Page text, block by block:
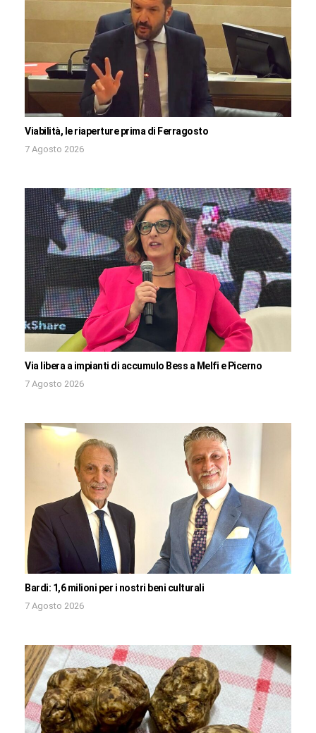
Viabilità, le riaperture prima di Ferragosto
7 Agosto 2026
Via libera a impianti di accumulo Bess a Melfi e Picerno
7 Agosto 2026
Bardi: 1,6 milioni per i nostri beni culturali
7 Agosto 2026